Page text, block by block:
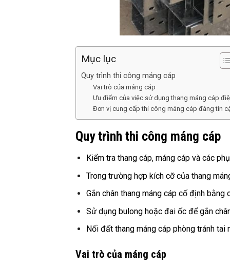
Mục lục
Quy trình thi công máng cáp
Vai trò của máng cáp
Ưu điểm của việc sử dụng thang máng cáp
Đơn vị cung cấp thi công máng cáp đáng tin
Quy trình thi công máng cáp
Kiểm tra thang cáp, máng cáp và các
Trong trường hợp kích cỡ của thang
Gắn chân thang máng cáp cố định
Sử dụng bulong hoặc đai ốc để gắn
Nối đất thang máng cáp phòng tránh tai
Vai trò của máng cáp